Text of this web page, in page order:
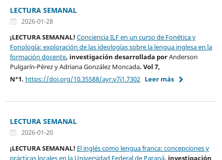
LECTURA SEMANAL
2026-01-28
¡LECTURA SEMANAL! Conciencia ILF en un curso de Fonética y
Fonología: exploración de las ideologías sobre la lengua inglesa en la
formación docente, investigación desarrollada porAnderson
Pulgarín-Pérez y Adriana González Moncada. Vol 7,
N°1. https://doi.org/10.35588/ayr.v7i1.7302 Leer más
LECTURA SEMANAL
2026-01-20
¡LECTURA SEMANAL! El inglés como lengua franca: concepciones y
prácticas locales en la Universidad Federal de Paraná, investigación